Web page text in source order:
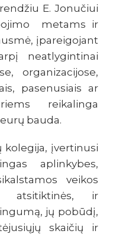
E. Jonučiui
metams ir
įpareigojant
neatlygintinai
organizacijose,
pasenusiais ar
reikalinga
bauda.
kolegija, įvertinusi
aplinkybes,
veikos
atsitiktinės, ir
jų pobūdį,
skaičių ir